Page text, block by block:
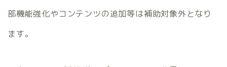
部機能強化やコンテンツの追加等は補助対象外となり
ます。